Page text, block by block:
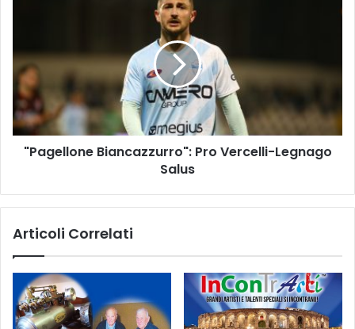
Vercelli-
Legnago
Salus
"Pagellone Biancazzurro": Pro Vercelli-Legnago
Salus
Articoli Correlati